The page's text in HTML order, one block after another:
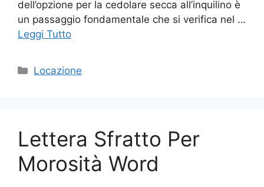
dell’opzione per la cedolare secca all’inquilino è
un passaggio fondamentale che si verifica nel …
Leggi Tutto
Categorie
Locazione
Lettera Sfratto Per
Morosità Word